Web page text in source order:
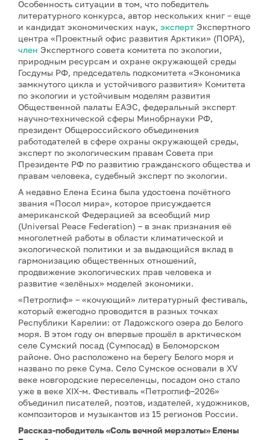
Особенность ситуации в том, что победитель
литературного конкурса, автор нескольких книг – еще
и кандидат экономических наук, эксперт Экспертного
центра «Проектный офис развития Арктики» (ПОРА),
член Экспертного совета комитета по экологии,
природным ресурсам и охране окружающей среды
Госдумы РФ, председатель подкомитета «Экономика
замкнутого цикла и устойчивого развития» Комитета
по экологии и устойчивым моделям развития
Общественной палаты ЕАЭС, федеральный эксперт
научно-технической сферы Минобрнауки РФ,
президент Общероссийского объединения
работодателей в сфере охраны окружающей среды,
эксперт по экологическим правам Совета при
Президенте РФ по развитию гражданского общества и
правам человека, судебный эксперт по экологии.
А недавно Елена Есина была удостоена почётного
звания «Посол мира», которое присуждается
американской Федерацией за всеобщий мир
(Universal Peace Federation) – в знак признания её
многолетней работы в области климатической и
экологической политики и за выдающийся вклад в
гармонизацию общественных отношений,
продвижение экологических прав человека и
развитие «зелёных» моделей экономики.
«Петроглиф» – «кочующий» литературный фестиваль,
который ежегодно проводится в разных точках
Республики Карелии: от Ладожского озера до Белого
моря. В этом году он впервые прошёл в арктическом
селе Сумский посад (Сумпосад) в Беломорском
районе. Оно расположено на берегу Белого моря и
названо по реке Сума. Село Сумское основали в XV
веке новгородские переселенцы, посадом оно стало
уже в веке XIX-м. Фестиваль «Петроглиф–2026»
объединил писателей, поэтов, издателей, художников,
композиторов и музыкантов из 15 регионов России.
Рассказ-победитель «Соль вечной мерзлоты» Елены